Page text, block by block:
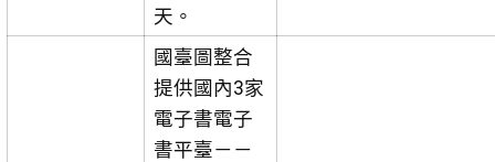
天。
國臺圖整合
提供國內3家
電子書電子
書平臺－－